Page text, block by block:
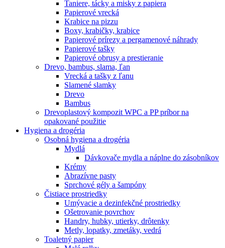
Taniere, tácky a misky z papiera
Papierové vrecká
Krabice na pizzu
Boxy, krabičky, krabice
Papierové prírezy a pergamenové náhrady
Papierové tašky
Papierové obrusy a prestieranie
Drevo, bambus, slama, ľan
Vrecká a tašky z ľanu
Slamené slamky
Drevo
Bambus
Drevoplastový kompozit WPC a PP príbor na
opakované použitie
Hygiena a drogéria
Osobná hygiena a drogéria
Mydlá
Dávkovače mydla a náplne do zásobníkov
Krémy
Abrazívne pasty
Sprchové gély a šampóny
Čistiace prostriedky
Umývacie a dezinfekčné prostriedky
Ošetrovanie povrchov
Handry, hubky, utierky, drôtenky
Metly, lopatky, zmetáky, vedrá
Toaletný papier